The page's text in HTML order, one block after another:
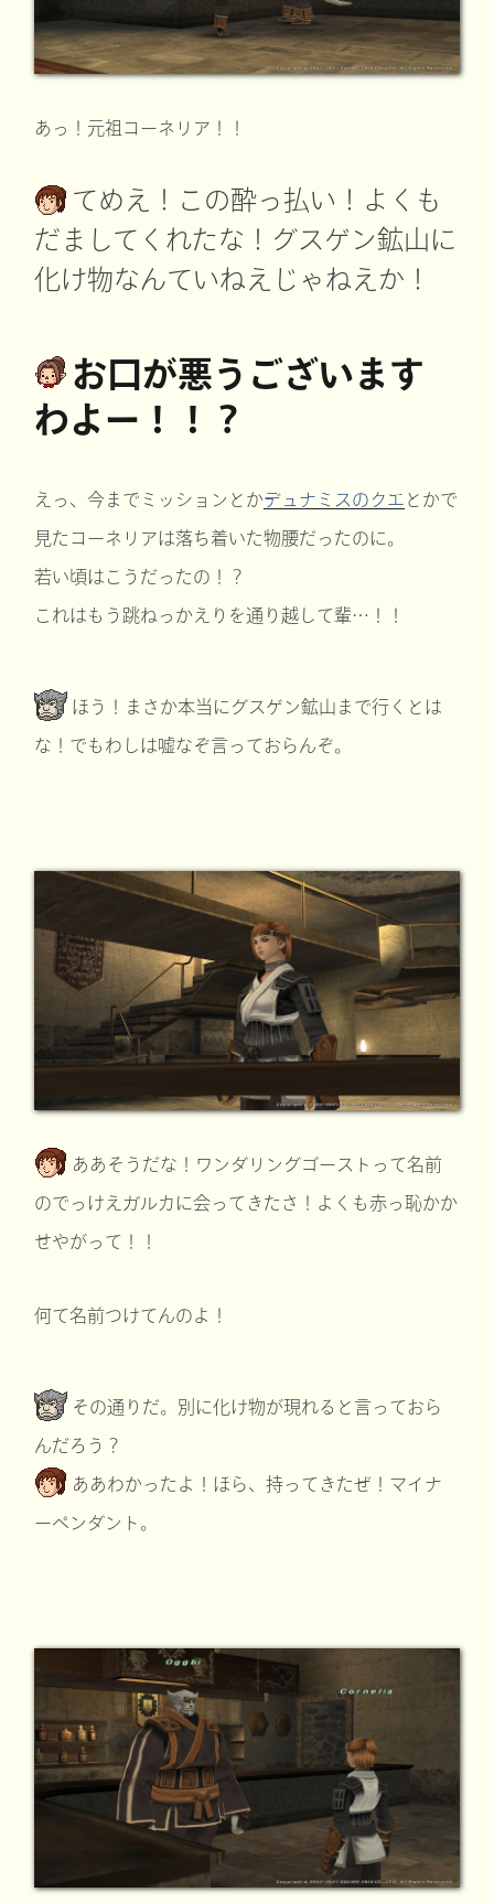
あっ！元祖コーネリア！！
てめえ！この酔っ払い！よくも
だましてくれたな！グスゲン鉱山に
化け物なんていねえじゃねえか！
お口が悪うございます
わよー！！？
えっ、今までミッションとかデュナミスのクエ とかで
見たコーネリアは落ち着いた物腰だったのに。
若い頃はこうだったの！？
これはもう跳ねっかえりを通り越して輩…！！
ほう！まさか本当にグスゲン鉱山まで行くとは
な！でもわしは嘘なぞ言っておらんぞ。
ああそうだな！ワンダリングゴーストって名前
のでっけえガルカに会ってきたさ！よくも赤っ恥かか
せやがって！！
何て名前つけてんのよ！
その通りだ。別に化け物が現れると言っておら
んだろう？
ああわかったよ！ほら、持ってきたぜ！マイナ
ーペンダント。